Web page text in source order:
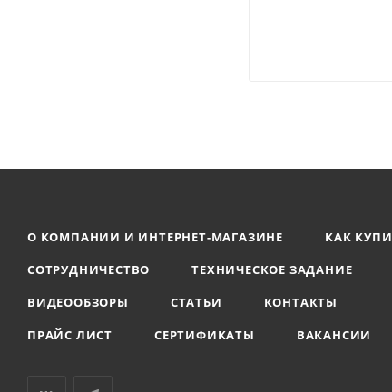
О КОМПАНИИ И ИНТЕРНЕТ-МАГАЗИНЕ
КАК
СОТРУДНИЧЕСТВО
ТЕХНИЧЕСКОЕ ЗАДАНИЕ
ВИДЕООБЗОРЫ
СТАТЬИ
КОНТАКТЫ
ПРАЙС ЛИСТ
СЕРТИФИКАТЫ ВАКАНСИИ